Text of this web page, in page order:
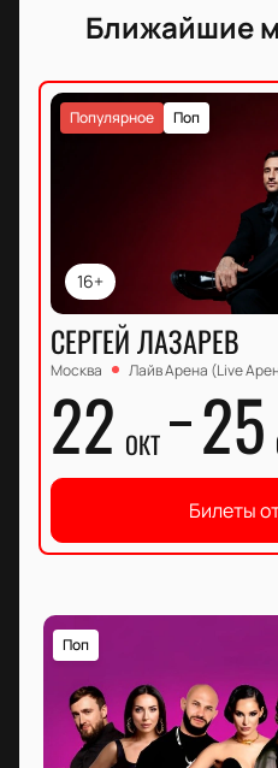
Ближайшие
16+
Поп
Популярное
СЕРГЕЙ ЛАЗАРЕВ
Москва Лайв Арена (Live
22 ОКТ 25
Билеты
Поп